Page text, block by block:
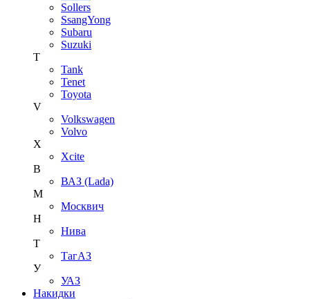
Sollers
SsangYong
Subaru
Suzuki
T
Tank
Tenet
Toyota
V
Volkswagen
Volvo
X
Xcite
В
ВАЗ (Lada)
М
Москвич
Н
Нива
Т
ТагАЗ
У
УАЗ
Накидки